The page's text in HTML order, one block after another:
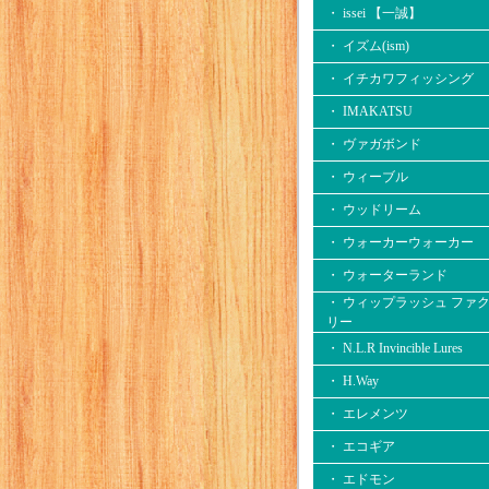
・ issei 【一誠】
・ イズム(ism)
・ イチカワフィッシング
・ IMAKATSU
・ ヴァガボンド
・ ウィーブル
・ ウッドリーム
・ ウォーカーウォーカー
・ ウォーターランド
・ ウィップラッシュ ファ
リー
・ N.L.R Invincible Lures
・ H.Way
・ エレメンツ
・ エコギア
・ エドモン